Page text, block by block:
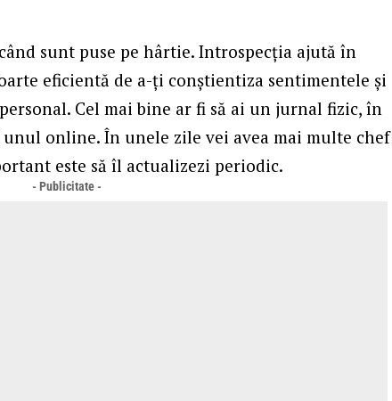
sunt puse pe hârtie. Introspecția ajută în
eficientă de a-ți conștientiza sentimentele și
Cel mai bine ar fi să ai un jurnal fizic, în
unul online. În unele zile vei avea mai multe chef
este să îl actualizezi periodic.
- Publicitate -